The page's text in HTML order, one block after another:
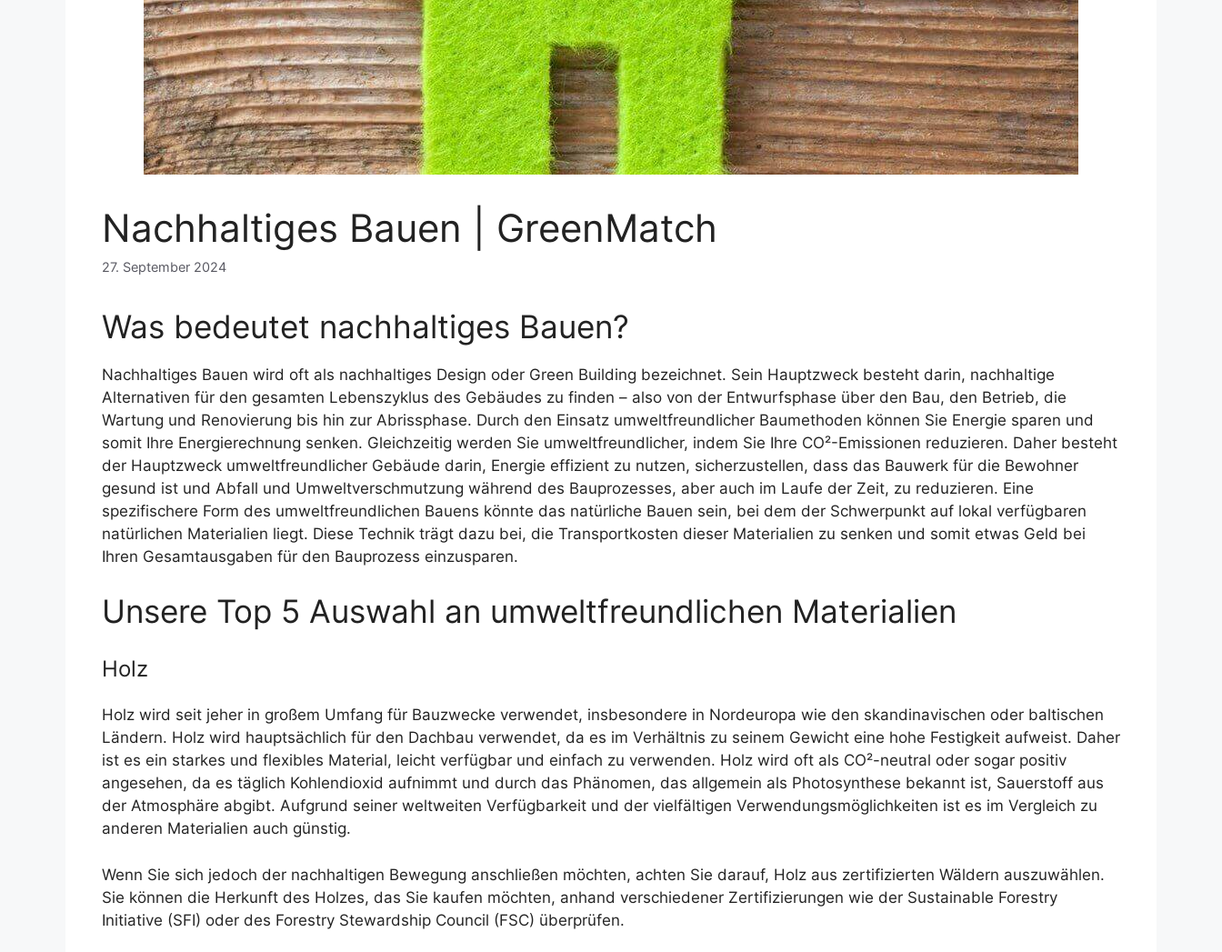
Nachhaltiges Bauen | GreenMatch
27. September 2024
Was bedeutet nachhaltiges Bauen?
Nachhaltiges Bauen wird oft als nachhaltiges Design oder Green Building bezeichnet. Sein Hauptzweck besteht darin, nachhaltige
Alternativen für den gesamten Lebenszyklus des Gebäudes zu finden – also von der Entwurfsphase über den Bau, den Betrieb, die
Wartung und Renovierung bis hin zur Abrissphase. Durch den Einsatz umweltfreundlicher Baumethoden können Sie Energie sparen und
somit Ihre Energierechnung senken. Gleichzeitig werden Sie umweltfreundlicher, indem Sie Ihre CO²-Emissionen reduzieren. Daher besteht
der Hauptzweck umweltfreundlicher Gebäude darin, Energie effizient zu nutzen, sicherzustellen, dass das Bauwerk für die Bewohner
gesund ist und Abfall und Umweltverschmutzung während des Bauprozesses, aber auch im Laufe der Zeit, zu reduzieren. Eine
spezifischere Form des umweltfreundlichen Bauens könnte das natürliche Bauen sein, bei dem der Schwerpunkt auf lokal verfügbaren
natürlichen Materialien liegt. Diese Technik trägt dazu bei, die Transportkosten dieser Materialien zu senken und somit etwas Geld bei
Ihren Gesamtausgaben für den Bauprozess einzusparen.
Unsere Top 5 Auswahl an umweltfreundlichen Materialien
Holz
Holz wird seit jeher in großem Umfang für Bauzwecke verwendet, insbesondere in Nordeuropa wie den skandinavischen oder baltischen
Ländern. Holz wird hauptsächlich für den Dachbau verwendet, da es im Verhältnis zu seinem Gewicht eine hohe Festigkeit aufweist. Daher
ist es ein starkes und flexibles Material, leicht verfügbar und einfach zu verwenden. Holz wird oft als CO²-neutral oder sogar positiv
angesehen, da es täglich Kohlendioxid aufnimmt und durch das Phänomen, das allgemein als Photosynthese bekannt ist, Sauerstoff aus
der Atmosphäre abgibt. Aufgrund seiner weltweiten Verfügbarkeit und der vielfältigen Verwendungsmöglichkeiten ist es im Vergleich zu
anderen Materialien auch günstig.
Wenn Sie sich jedoch der nachhaltigen Bewegung anschließen möchten, achten Sie darauf, Holz aus zertifizierten Wäldern auszuwählen.
Sie können die Herkunft des Holzes, das Sie kaufen möchten, anhand verschiedener Zertifizierungen wie der Sustainable Forestry
Initiative (SFI) oder des Forestry Stewardship Council (FSC) überprüfen.